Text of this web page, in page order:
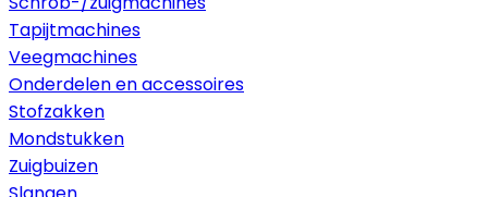
Tapijtmachines
Veegmachines
Onderdelen en accessoires
Stofzakken
Mondstukken
Zuigbuizen